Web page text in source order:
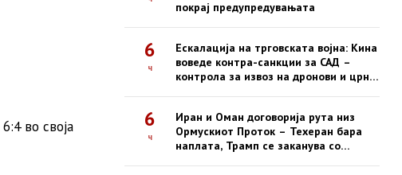
во своја
покрај предупредувањата
6
ч
Ескалација на трговската војна: Кина
воведе контра-санкции за САД –
контрола за извоз на дронови и црна
6
ч
Иран и Оман договорија рута низ
Ормускиот Проток – Техеран бара
наплата, Трамп се заканува со